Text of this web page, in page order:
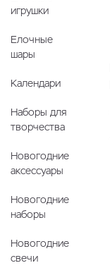
игрушки
Елочные
шары
Календари
Наборы для
творчества
Новогодние
аксессуары
Новогодние
наборы
Новогодние
свечи